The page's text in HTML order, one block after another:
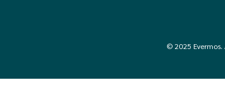
© 2025 Evermos.